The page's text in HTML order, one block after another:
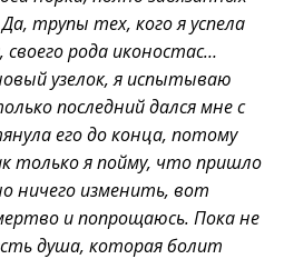
трупы тех, кого я успела
рода иконостас…
узелок, я испытываю
последний дался мне с
его до конца, потому
я пойму, что пришло
ничего изменить, вот
и попрощаюсь. Пока не
душа, которая болит